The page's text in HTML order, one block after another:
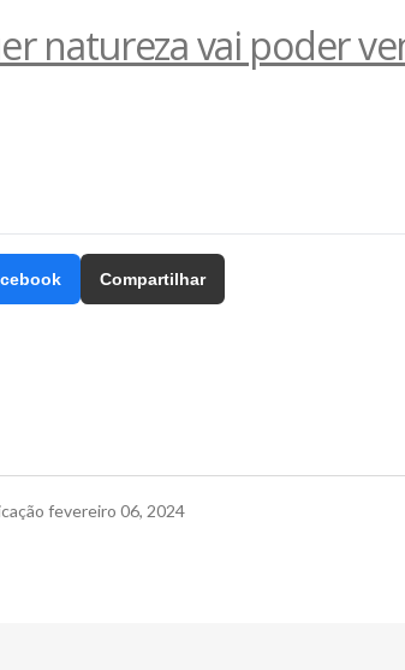
natureza vai poder
Compartilhar
fevereiro 06, 2024